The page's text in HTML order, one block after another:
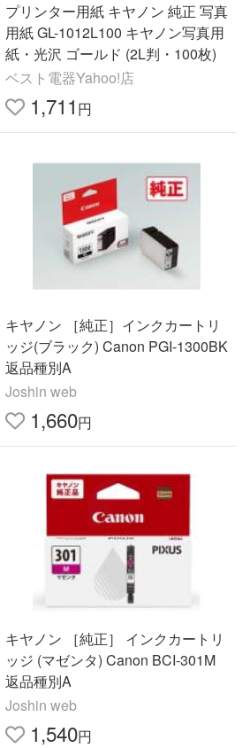
プリンター用紙 キヤノン 純正 写真
用紙 GL-1012L100 キヤノン写真用
紙・光沢 ゴールド (2L判・100枚)
ベスト電器Yahoo!店
1,711 円
キヤノン ［純正］インクカートリ
ッジ(ブラック) Canon PGI-1300BK
返品種別A
Joshin web
1,660円
キヤノン ［純正］ インクカートリ
ッジ (マゼンタ) Canon BCI-301M
返品種別A
Joshin web
1,540円